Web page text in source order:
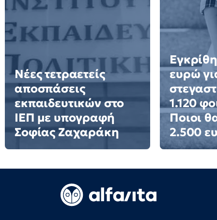
Νέες τετραετείς
αποσπάσεις
εκπαιδευτικών στο
ΙΕΠ με υπογραφή
Σοφίας Ζαχαράκη
ευρώ
1.120
Ποιοι
2.500